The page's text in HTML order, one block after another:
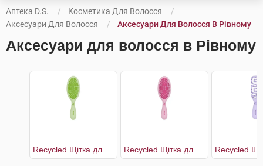
Аптека D.S.
Косметика Для Волосся
Аксесуари Для Волосся
Аксесуари Для Волосся В Рівному
Аксесуари для волосся в Рівному